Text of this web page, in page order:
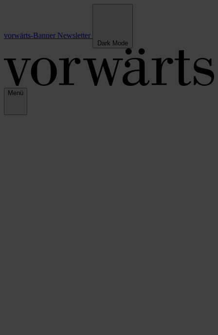
vorwärts-Banner Newsletter
Dark Mode
Menü